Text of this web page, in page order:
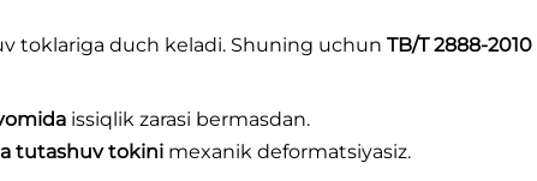
toklariga duch keladi. Shuning uchun TB/T 2888-2010
issiqlik zarasi bermasdan.
tutashuv tokini mexanik deformatsiyasiz.